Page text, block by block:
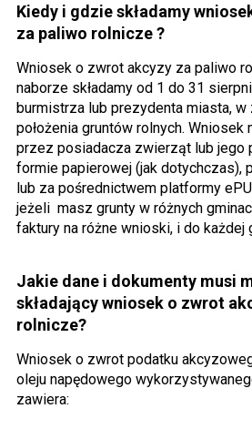
Kiedy i gdzie składamy
za paliwo rolnicze ?
Wniosek o zwrot akcyzy za paliwo
naborze składamy od 1 do 31
burmistrza lub prezydenta miasta,
położenia gruntów rolnych. Wniosek
przez posiadacza zwierząt lub jego
formie papierowej (jak dotychczas),
lub za pośrednictwem platformy
jeżeli masz grunty w różnych
faktury na różne wnioski, i do każdej
Jakie dane i dokumenty musi
składający wniosek o zwrot
rolnicze?
Wniosek o zwrot podatku
oleju napędowego
zawiera: